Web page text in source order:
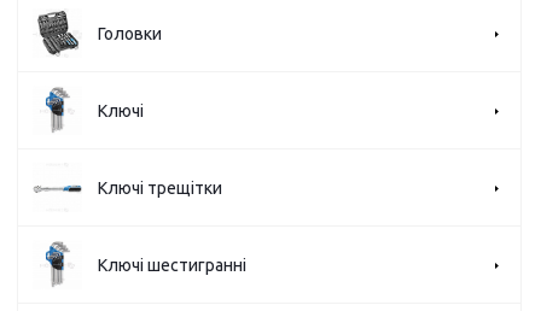
Головки
Ключі
Ключі трещітки
Ключі шестигранні